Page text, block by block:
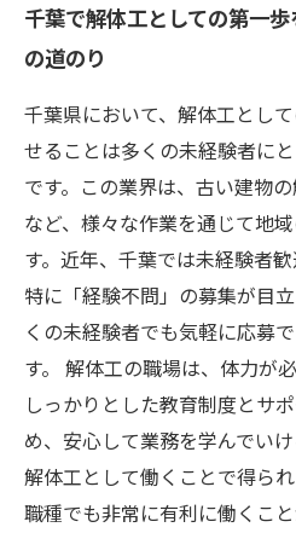
工の職場環境
スキルと知識を手に入れ
成長ストーリー
千葉での解体工仕事は未
開く
未経験からプロへ！解
を築く
千葉で解体工としての第一
の道のり
千葉県において、解体工とし
せることは多くの未経験者に
です。この業界は、古い建物
など、様々な作業を通じて地
す。近年、千葉では未経験者歓
特に「経験不問」の募集が目
くの未経験者でも気軽に応募
す。 解体工の職場は、体力が
しっかりとした教育制度とサ
め、安心して業務を学んでい
解体工として働くことで得ら
職種でも非常に有利に働くこ